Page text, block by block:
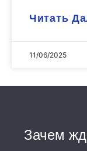
Читать
11/06/2025
Зачем